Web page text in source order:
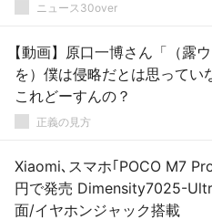
ニュース30over
【動画】原口一博さん「（露
を）僕は侵略だとは思って
これどーすんの？
正義の見方
Xiaomi､スマホ｢POCO M7
円で発売 Dimensity7025-
面/イヤホンジャック搭載